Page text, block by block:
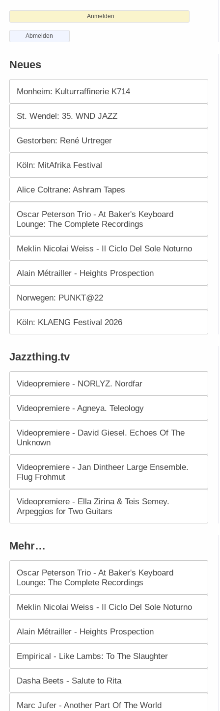
Anmelden
Abmelden
Neues
Monheim: Kulturraffinerie K714
St. Wendel: 35. WND JAZZ
Gestorben: René Urtreger
Köln: MitAfrika Festival
Alice Coltrane: Ashram Tapes
Oscar Peterson Trio - At Baker's Keyboard
Lounge: The Complete Recordings
Meklin Nicolai Weiss - Il Ciclo Del Sole Noturno
Alain Métrailler - Heights Prospection
Norwegen: PUNKT@22
Köln: KLAENG Festival 2026
Jazzthing.tv
Videopremiere - NORLYZ. Nordfar
Videopremiere - Agneya. Teleology
Videopremiere - David Giesel. Echoes Of The
Unknown
Videopremiere - Jan Dintheer Large Ensemble.
Flug Frohmut
Videopremiere - Ella Zirina & Teis Semey.
Arpeggios for Two Guitars
Mehr…
Oscar Peterson Trio - At Baker's Keyboard
Lounge: The Complete Recordings
Meklin Nicolai Weiss - Il Ciclo Del Sole Noturno
Alain Métrailler - Heights Prospection
Empirical - Like Lambs: To The Slaughter
Dasha Beets - Salute to Rita
Marc Jufer - Another Part Of The World